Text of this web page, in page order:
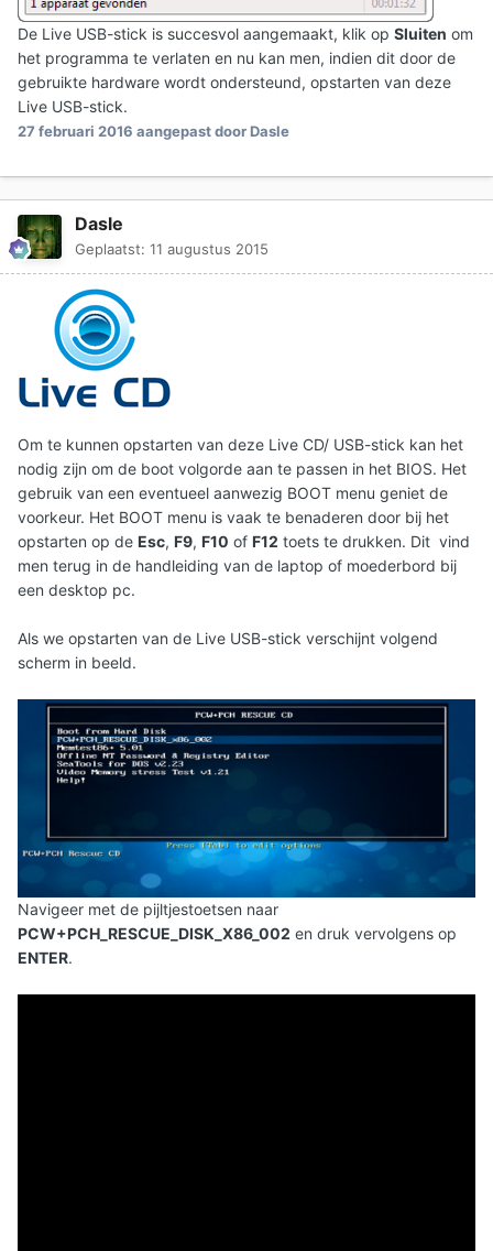
De Live USB-stick is succesvol aangemaakt, klik op Sluiten om
het programma te verlaten en nu kan men, indien dit door de
gebruikte hardware wordt ondersteund, opstarten van deze
Live USB-stick.
27 februari 2016 aangepast door Dasle
Dasle
Geplaatst: 11 augustus 2015
Om te kunnen opstarten van deze Live CD/ USB-stick kan het
nodig zijn om de boot volgorde aan te passen in het BIOS. Het
gebruik van een eventueel aanwezig BOOT menu geniet de
voorkeur. Het BOOT menu is vaak te benaderen door bij het
opstarten op de Esc, F9, F10 of F12 toets te drukken. Dit vind
men terug in de handleiding van de laptop of moederbord bij
een desktop pc.
Als we opstarten van de Live USB-stick verschijnt volgend
scherm in beeld.
Navigeer met de pijltjestoetsen naar
PCW+PCH_RESCUE_DISK_X86_002 en druk vervolgens op
ENTER.